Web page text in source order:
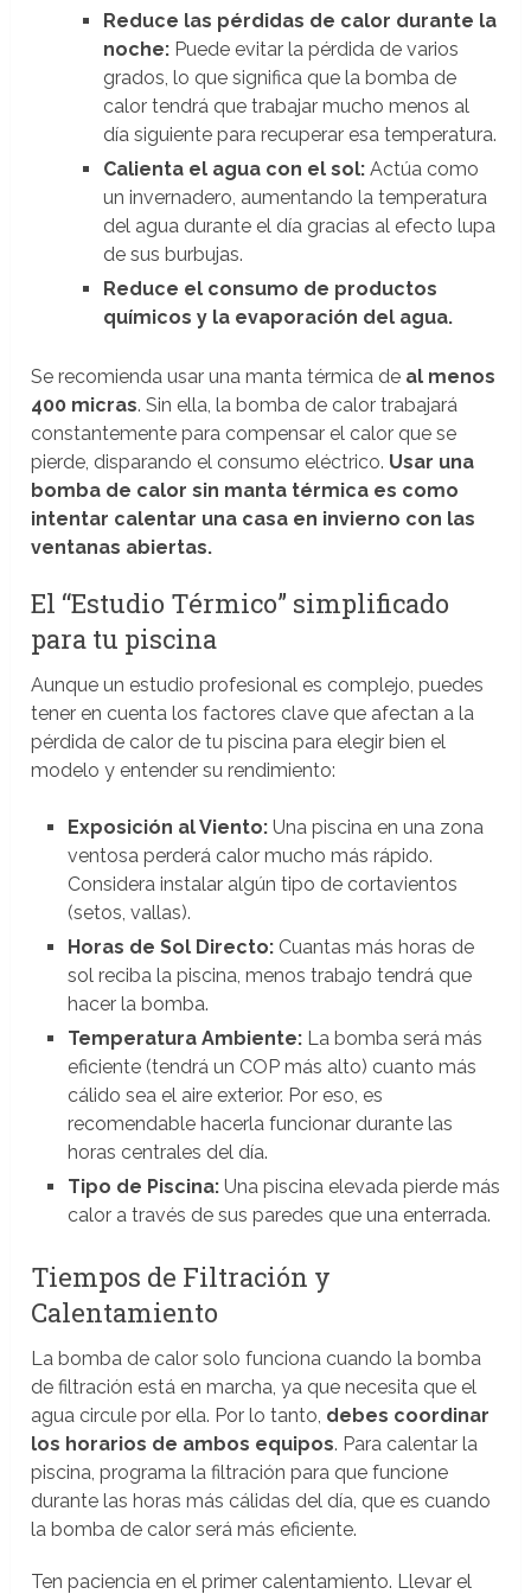
Reduce las pérdidas de calor durante la
noche:Puede evitar la pérdida de varios
grados, lo que significa que la bomba de
calor tendrá que trabajar mucho menos al
día siguiente para recuperar esa temperatura.
Calienta el agua con el sol:Actúa como
un invernadero, aumentando la temperatura
del agua durante el día gracias al efecto lupa
de sus burbujas.
Reduce el consumo de productos
químicos y la evaporación del agua.
Se recomienda usar una manta térmica de al menos
400 micras. Sin ella, la bomba de calor trabajará
constantemente para compensar el calor que se
pierde, disparando el consumo eléctrico. Usar una
bomba de calor sin manta térmica es como
intentar calentar una casa en invierno con las
ventanas abiertas.
El “Estudio Térmico” simplificado
para tu piscina
Aunque un estudio profesional es complejo, puedes
tener en cuenta los factores clave que afectan a la
pérdida de calor de tu piscina para elegir bien el
modelo y entender su rendimiento:
Exposición al Viento:Una piscina en una zona
ventosa perderá calor mucho más rápido.
Considera instalar algún tipo de cortavientos
(setos, vallas).
Horas de Sol Directo:Cuantas más horas de
sol reciba la piscina, menos trabajo tendrá que
hacer la bomba.
Temperatura Ambiente:La bomba será más
eficiente (tendrá un COP más alto) cuanto más
cálido sea el aire exterior. Por eso, es
recomendable hacerla funcionar durante las
horas centrales del día.
Tipo de Piscina:Una piscina elevada pierde más
calor a través de sus paredes que una enterrada.
Tiempos de Filtración y
Calentamiento
La bomba de calor solo funciona cuando la bomba
de filtración está en marcha, ya que necesita que el
agua circule por ella. Por lo tanto, debes coordinar
los horarios de ambos equipos. Para calentar la
piscina, programa la filtración para que funcione
durante las horas más cálidas del día, que es cuando
la bomba de calor será más eficiente.
Ten paciencia en el primer calentamiento. Llevar el